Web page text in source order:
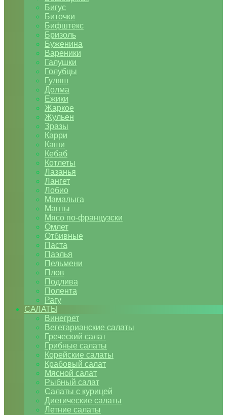
Бигус
Биточки
Бифштекс
Бризоль
Буженина
Вареники
Галушки
Голубцы
Гуляш
Долма
Ежики
Жаркое
Жульен
Зразы
Карри
Каши
Кебаб
Котлеты
Лазанья
Лангет
Лобио
Мамалыга
Манты
Мясо по-французски
Омлет
Отбивные
Паста
Паэлья
Пельмени
Плов
Подлива
Полента
Рагу
САЛАТЫ
Винегрет
Вегетарианские салаты
Греческий салат
Грибные салаты
Корейские салаты
Крабовый салат
Мясной салат
Рыбный салат
Салаты с курицей
Диетические салаты
Летние салаты